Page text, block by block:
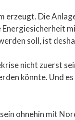
erzeugt. Die
soll, ist
nicht zuerst
könnte. Und
ohnehin mit